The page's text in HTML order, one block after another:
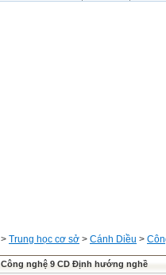
> Trung học cơ sở > Cánh Diều >
Công nghệ 9 CD Định hướng nghề